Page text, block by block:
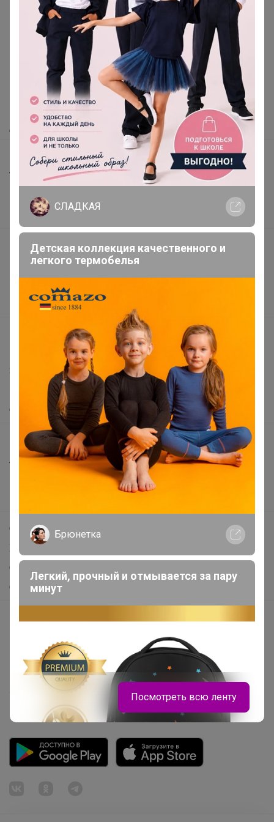
Реклама
Как здесь все устроено?
Как сделать заказ?
Как получить?
Доставка
Шоурумы
Торговые марки
Наша команда
В наличии
Подарочные сертификаты
Реклама на сайте
Поставщикам
Вакансии
support@24-ok.ru
Написать в поддержку
Защита покупателя
Помощь
О нас
Все предложения
Анонсы
Самое выгодное
Хиты продаж
Самое желанное
Самое быстрое
Picabox.ru - Лучшее место для ваших изображений
Розыгрыш - Генератор случайных чисел
Пульс нашего маркетплейса
СЛАДКАЯ
Детская коллекция качественного и
легкого термобелья
Брюнетка
Легкий, прочный и отмывается за пару
минут
Посмотреть всю ленту